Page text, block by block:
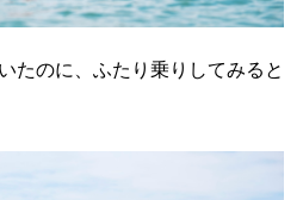
たのに、ふたり乗りしてみると